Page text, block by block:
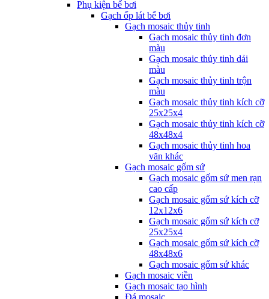
Phụ kiện bể bơi
Gạch ốp lát bể bơi
Gạch mosaic thủy tinh
Gạch mosaic thủy tinh đơn
màu
Gạch mosaic thủy tinh dải
màu
Gạch mosaic thủy tinh trộn
màu
Gạch mosaic thủy tinh kích cỡ
25x25x4
Gạch mosaic thủy tinh kích cỡ
48x48x4
Gạch mosaic thủy tinh hoa
văn khác
Gạch mosaic gốm sứ
Gạch mosaic gốm sứ men rạn
cao cấp
Gạch mosaic gốm sứ kích cỡ
12x12x6
Gạch mosaic gốm sứ kích cỡ
25x25x4
Gạch mosaic gốm sứ kích cỡ
48x48x6
Gạch mosaic gốm sứ khác
Gạch mosaic viền
Gạch mosaic tạo hình
Đá mosaic